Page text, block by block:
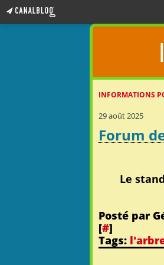
INFORMATIONS
29 août 2025
Forum
Le
Posté par
[#]
Tags: